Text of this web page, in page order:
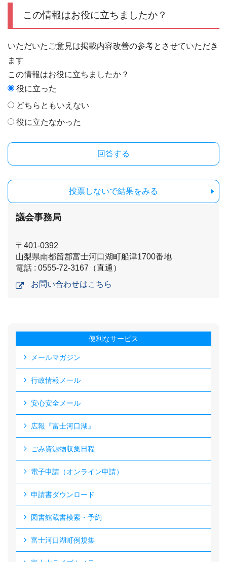
この情報はお役に立ちましたか？
いただいたご意見は掲載内容改善の参考とさせていただき
ます
この情報はお役に立ちましたか？
役に立った
どちらともいえない
役に立たなかった
投票しないで結果をみる
議会事務局
〒401-0392
山梨県南都留郡富士河口湖町船津1700番地
電話 : 0555-72-3167（直通）
お問い合わせはこちら
便利なサービス
メールマガジン
行政情報メール
安心安全メール
広報『富士河口湖』
ごみ資源物収集日程
電子申請（オンライン申請）
申請書ダウンロード
図書館蔵書検索・予約
富士河口湖町例規集